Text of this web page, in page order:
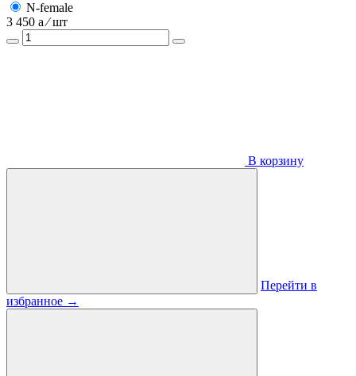
N-female
3 450 a ⁄ шт
В корзину
Перейти в
избранное →